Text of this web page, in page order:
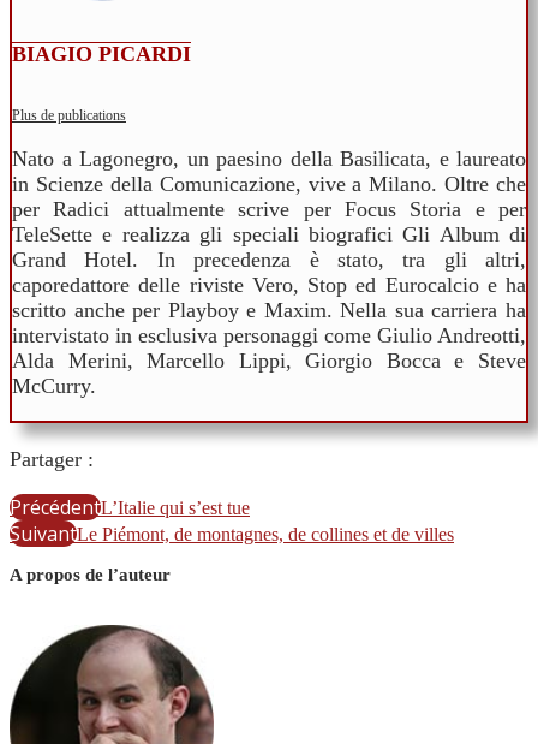
BIAGIO PICARDI
Plus de publications
Nato a Lagonegro, un paesino della Basilicata, e laureato
in Scienze della Comunicazione, vive a Milano. Oltre che
per Radici attualmente scrive per Focus Storia e per
TeleSette e realizza gli speciali biografici Gli Album di
Grand Hotel. In precedenza è stato, tra gli altri,
caporedattore delle riviste Vero, Stop ed Eurocalcio e ha
scritto anche per Playboy e Maxim. Nella sua carriera ha
intervistato in esclusiva personaggi come Giulio Andreotti,
Alda Merini, Marcello Lippi, Giorgio Bocca e Steve
McCurry.
Partager :
PrécédentL’Italie qui s’est tue
SuivantLe Piémont, de montagnes, de collines et de villes
A propos de l’auteur